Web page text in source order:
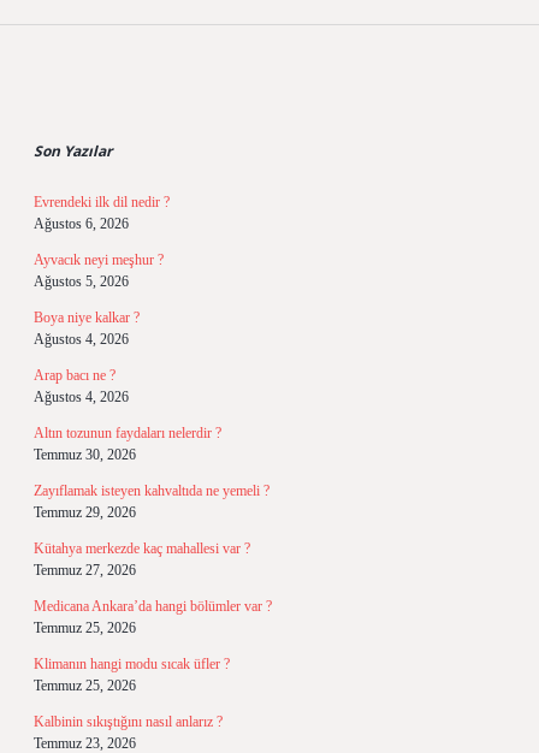
Son Yazılar
Evrendeki ilk dil nedir ?
Ağustos 6, 2026
Ayvacık neyi meşhur ?
Ağustos 5, 2026
Boya niye kalkar ?
Ağustos 4, 2026
Arap bacı ne ?
Ağustos 4, 2026
Altın tozunun faydaları nelerdir ?
Temmuz 30, 2026
Zayıflamak isteyen kahvaltıda ne yemeli ?
Temmuz 29, 2026
Kütahya merkezde kaç mahallesi var ?
Temmuz 27, 2026
Medicana Ankara’da hangi bölümler var ?
Temmuz 25, 2026
Klimanın hangi modu sıcak üfler ?
Temmuz 25, 2026
Kalbinin sıkıştığını nasıl anlarız ?
Temmuz 23, 2026